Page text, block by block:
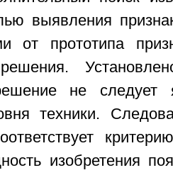
выявления
от прототипа
решения.
не
техники.
изобретения